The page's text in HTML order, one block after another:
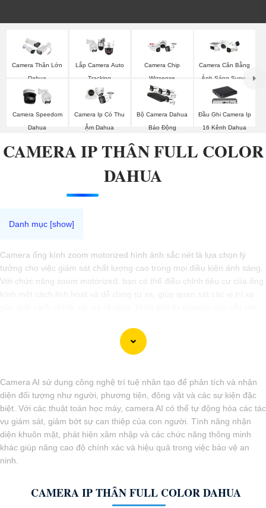
Camera Thân Lớn
Dahua
Lắp Camera Auto
Tracking
Camera Chip
Wizsense
Camera Cân Bằng
Ánh Sáng Super
Adapt
Camera Speedom
Dahua
Camera Ip Có Thu
Ậm Dahua
Bộ Camera Dahua
Báo Động
Đầu Ghi Camera Ip
16 Kênh Dahua
CAMERA IP THÂN FULL COLOR
DAHUA
Camera ống kính zoom motorized hình ảnh sắc nét là lựa chọn lý
tưởng cho việc giám sát chất lượng cao trong mọi điều kiện ánh sáng.
Với chức năng zoom motorized, bạn có thể điều chỉnh tiêu cự của ống
Camera AI sử dụng công nghệ trí tuệ nhân tạo để phân tích và nhận
diện đối tượng như người, phương tiện, động vật và các sự kiện đặc
biệt. Với các thuật toán học máy, camera AI có thể tự động hóa các tác
vụ giám sát, giảm bớt sự can thiệp của con người. Tính năng nhận
diện khuôn mặt, phát hiện xâm nhập và các chức năng thông minh
khác giúp nâng cao độ chính xác và hiệu quả trong việc bảo vệ an
ninh.
CAMERA IP THÂN FULL COLOR DAHUA